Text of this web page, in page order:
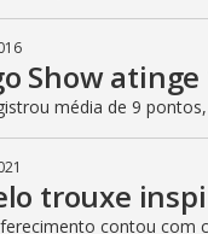
Show
média de 9
trouxe
contou com